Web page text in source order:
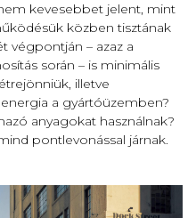
kevesebbet jelent, mint
közben tisztának
végpontján – azaz a
során – is minimális
illetve
a gyártóüzemben?
anyagokat használnak?
pontlevonással járnak.